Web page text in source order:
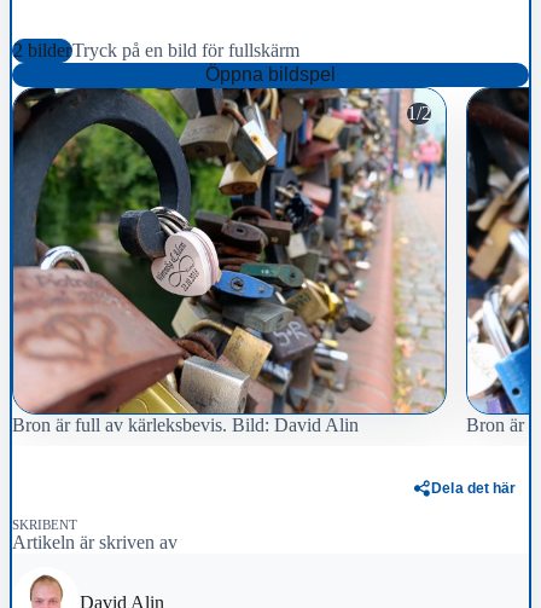
2 bilderTryck på en bild för fullskärm
Öppna bildspel
1/2
Bron är full av kärleksbevis. Bild: David Alin Bron är
Dela det här
SKRIBENT
Artikeln är skriven av
David Alin